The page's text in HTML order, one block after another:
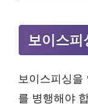
보이스피
보이스피싱을
를 병행해야